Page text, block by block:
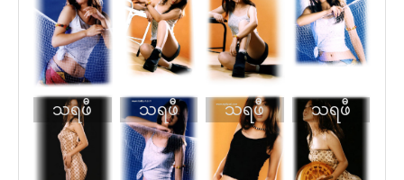
သရဖီ သရဖီ သရဖီ သရဖီ